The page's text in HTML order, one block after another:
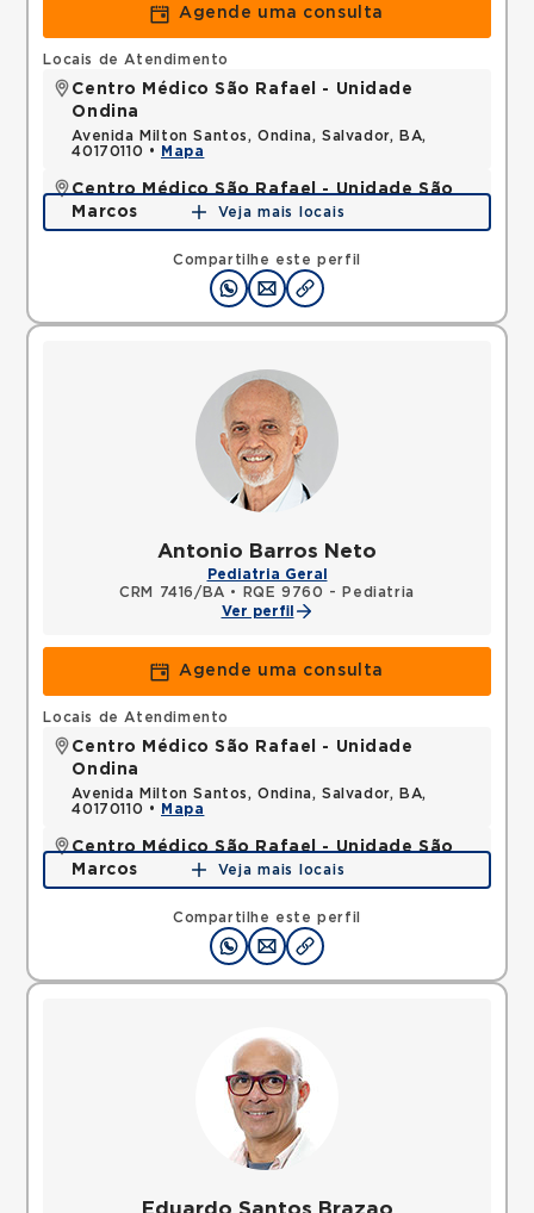
Agende uma consulta
Compartilhe este perfil
Locais de Atendimento
Centro Médico São Rafael - Unidade
Ondina
Avenida Milton Santos, Ondina, Salvador, BA,
40170110 •
Mapa
Centro Médico São Rafael - Unidade São
Marcos
Avenida Sao Rafael, Sao Marcos, Salvador, BA,
Mapa
Veja mais locais
Antonio Barros Neto
Pediatria Geral
CRM 7416/BA •
RQE 9760 - Pediatria
Ver perfil
Agende uma consulta
Compartilhe este perfil
Locais de Atendimento
Centro Médico São Rafael - Unidade
Ondina
Avenida Milton Santos, Ondina, Salvador, BA,
40170110 •
Mapa
Centro Médico São Rafael - Unidade São
Marcos
Avenida Sao Rafael, Sao Marcos, Salvador, BA,
Mapa
Veja mais locais
Eduardo Santos Brazao